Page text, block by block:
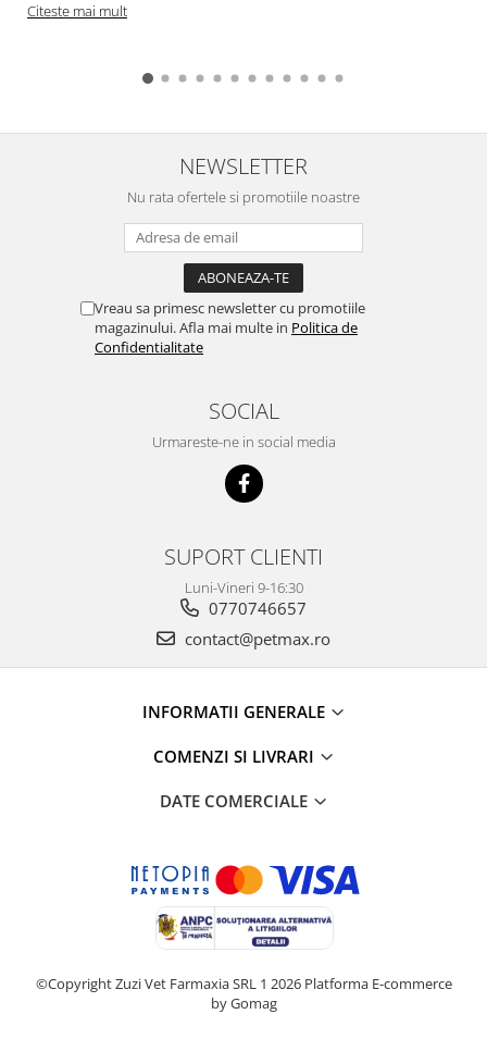
Citeste mai mult
NEWSLETTER
Nu rata ofertele si promotiile noastre
Vreau sa primesc newsletter cu promotiile
magazinului. Afla mai multe in Politica de
Confidentialitate
SOCIAL
Urmareste-ne in social media
SUPORT CLIENTI
Luni-Vineri 9-16:30
0770746657
contact@petmax.ro
INFORMATII GENERALE
COMENZI SI LIVRARI
DATE COMERCIALE
©Copyright Zuzi Vet Farmaxia SRL 1 2026 Platforma E-commerce
by Gomag